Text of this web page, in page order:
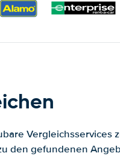
Vergleichsservices
den gefundenen